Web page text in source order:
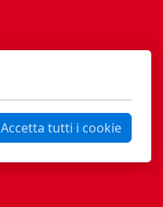
Accetta tutti i cookie